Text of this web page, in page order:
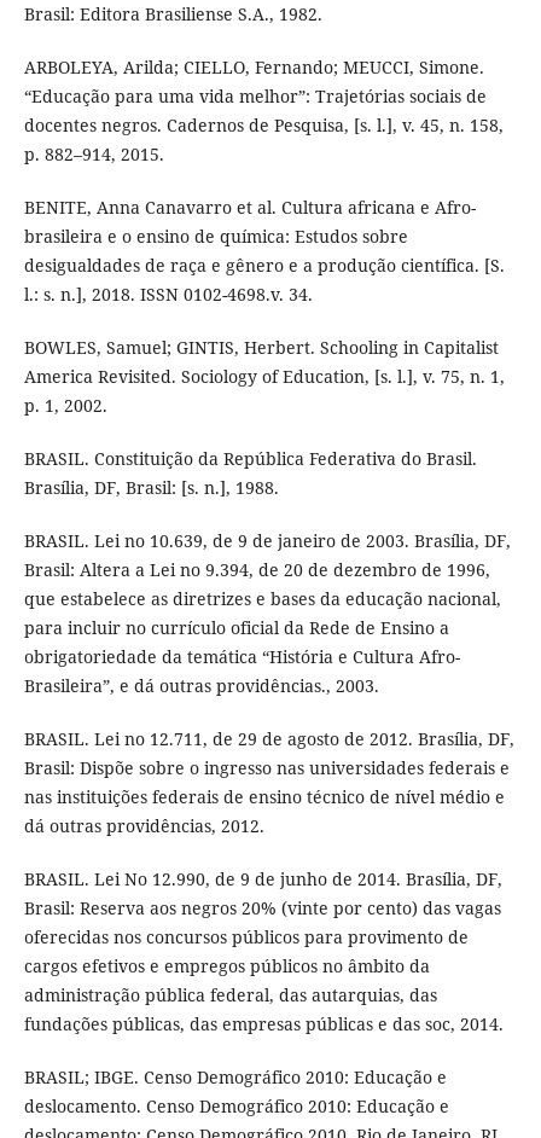
Brasil: Editora Brasiliense S.A., 1982.
ARBOLEYA, Arilda; CIELLO, Fernando; MEUCCI, Simone.
“Educação para uma vida melhor”: Trajetórias sociais de
docentes negros. Cadernos de Pesquisa, [s. l.], v. 45, n. 158,
p. 882–914, 2015.
BENITE, Anna Canavarro et al. Cultura africana e Afro-
brasileira e o ensino de química: Estudos sobre
desigualdades de raça e gênero e a produção científica. [S.
l.: s. n.], 2018. ISSN 0102-4698.v. 34.
BOWLES, Samuel; GINTIS, Herbert. Schooling in Capitalist
America Revisited. Sociology of Education, [s. l.], v. 75, n. 1,
p. 1, 2002.
BRASIL. Constituição da República Federativa do Brasil.
Brasília, DF, Brasil: [s. n.], 1988.
BRASIL. Lei no 10.639, de 9 de janeiro de 2003. Brasília, DF,
Brasil: Altera a Lei no 9.394, de 20 de dezembro de 1996,
que estabelece as diretrizes e bases da educação nacional,
para incluir no currículo oficial da Rede de Ensino a
obrigatoriedade da temática “História e Cultura Afro-
Brasileira”, e dá outras providências., 2003.
BRASIL. Lei no 12.711, de 29 de agosto de 2012. Brasília, DF,
Brasil: Dispõe sobre o ingresso nas universidades federais e
nas instituições federais de ensino técnico de nível médio e
dá outras providências, 2012.
BRASIL. Lei No 12.990, de 9 de junho de 2014. Brasília, DF,
Brasil: Reserva aos negros 20% (vinte por cento) das vagas
oferecidas nos concursos públicos para provimento de
cargos efetivos e empregos públicos no âmbito da
administração pública federal, das autarquias, das
fundações públicas, das empresas públicas e das soc, 2014.
BRASIL; IBGE. Censo Demográfico 2010: Educação e
deslocamento. Censo Demográfico 2010: Educação e